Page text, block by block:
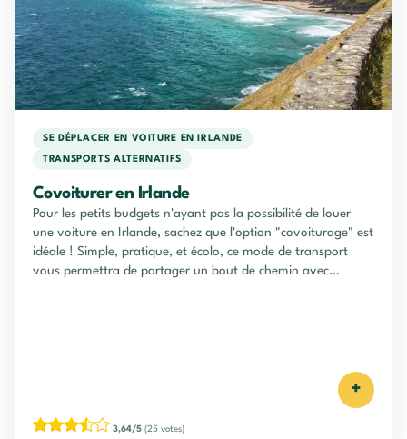
SE DÉPLACER EN VOITURE EN IRLANDE
TRANSPORTS ALTERNATIFS
Covoiturer en Irlande
Pour les petits budgets n'ayant pas la possibilité de louer
une voiture en Irlande, sachez que l'option "covoiturage" est
idéale ! Simple, pratique, et écolo, ce mode de transport
vous permettra de partager un bout de chemin avec
+
3,64/5 (25 votes)